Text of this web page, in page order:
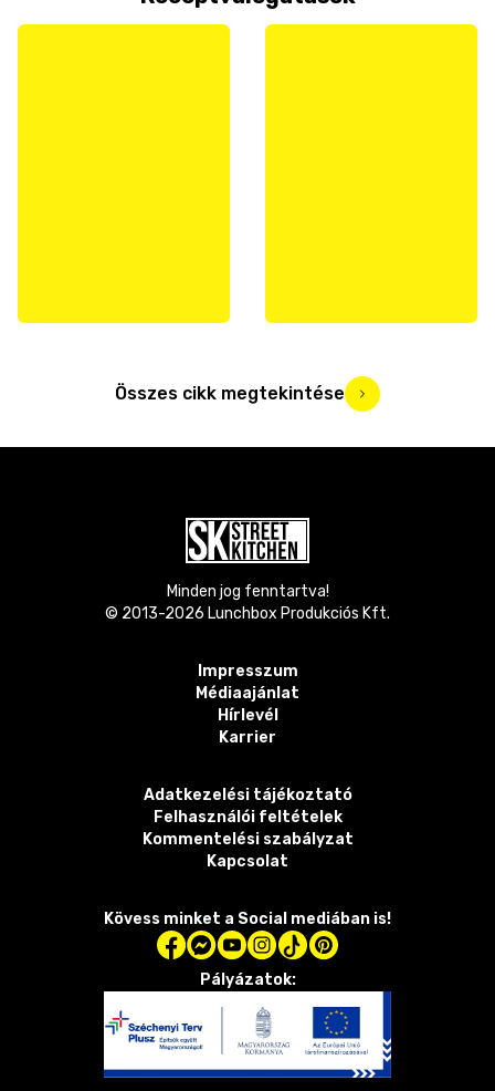
Összes cikk megtekintése
Minden jog fenntartva!
© 2013-2026 Lunchbox Produkciós Kft.
Impresszum
Médiaajánlat
Hírlevél
Karrier
Adatkezelési tájékoztató
Felhasználói feltételek
Kommentelési szabályzat
Kapcsolat
Kövess minket a Social mediában is!
Pályázatok: